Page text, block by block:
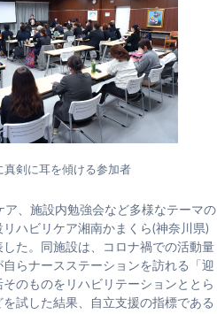
真剣に耳を傾ける参加者
、施設内勉強会など多様なテーマの
ハビリケア湘南かまくら(神奈川県)
た。同施設は、コロナ禍での活動量
らナースステーションを訪れる「迎
のものをリハビリテーションととら
試した結果、自立支援の指標である